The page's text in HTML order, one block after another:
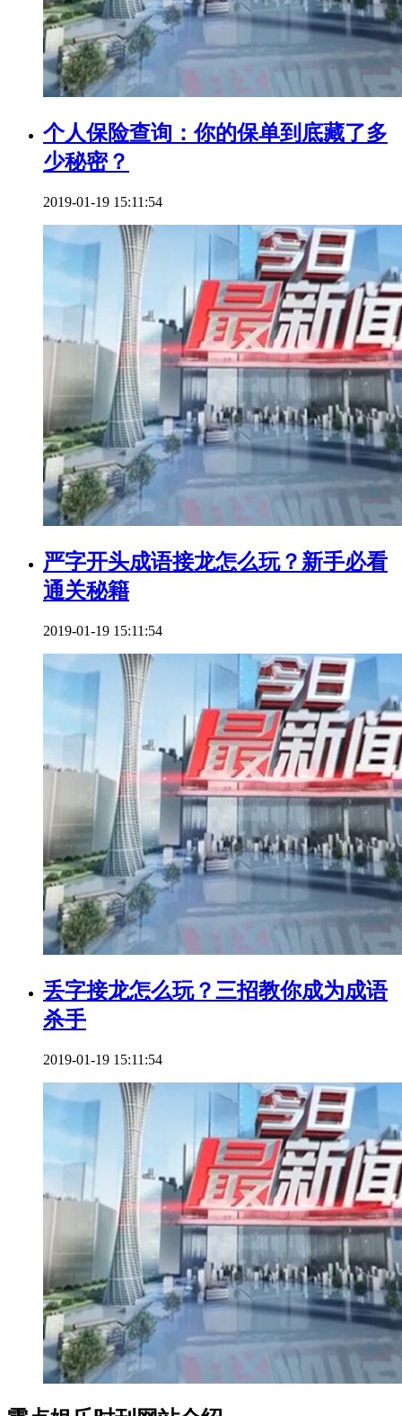
个人保险查询：你的保单到底藏了多
少秘密？
2019-01-19 15:11:54
严字开头成语接龙怎么玩？新手必看
通关秘籍
2019-01-19 15:11:54
丢字接龙怎么玩？三招教你成为成语
杀手
2019-01-19 15:11:54